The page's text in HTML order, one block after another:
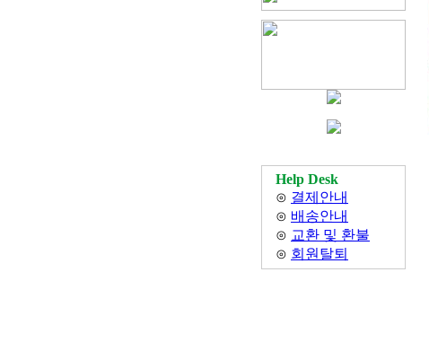
Help Desk
⊙ 결제안내
⊙ 배송안내
⊙ 교환 및 환불
⊙ 회원탈퇴